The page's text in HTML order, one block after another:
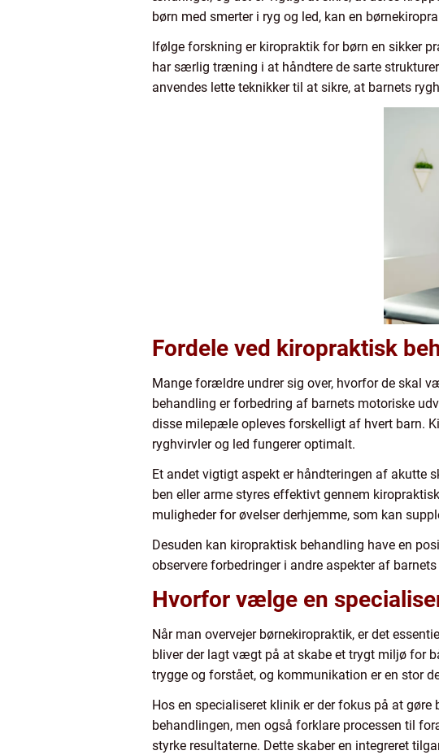
børn med smerter i ryg og led, kan en
Ifølge forskning er kiropraktik for børn en sikker
har særlig træning i at håndtere de sarte
anvendes lette teknikker til at sikre, at barnets
Fordele ved kiropraktisk
Mange forældre undrer sig over, hvorfor de skal
behandling er forbedring af barnets motoriske
disse milepæle opleves forskelligt af hvert barn.
ryghvirvler og led fungerer optimalt.
Et andet vigtigt aspekt er håndteringen af akutte
ben eller arme styres effektivt gennem
muligheder for øvelser derhjemme, som kan
Desuden kan kiropraktisk behandling have en
observere forbedringer i andre aspekter af
Hvorfor vælge en
Når man overvejer børnekiropraktik, er det
bliver der lagt vægt på at skabe et trygt miljø for
trygge og forstået, og kommunikation er en stor
Hos en specialiseret klinik er der fokus på at
behandlingen, men også forklare processen til
styrke resultaterne. Dette skaber en integreret